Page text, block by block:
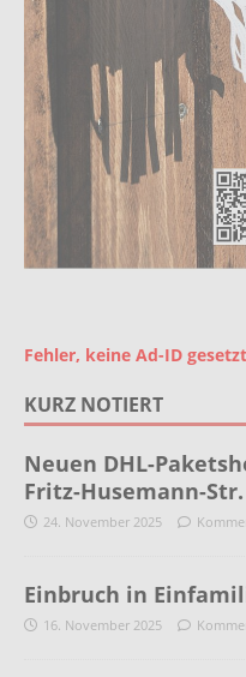
Fehler, keine Ad-ID
KURZ NOTIERT
Neuen DHL-
Fritz-Husemann-Str.
24. November 2025
Einbruch in
16. November 2025